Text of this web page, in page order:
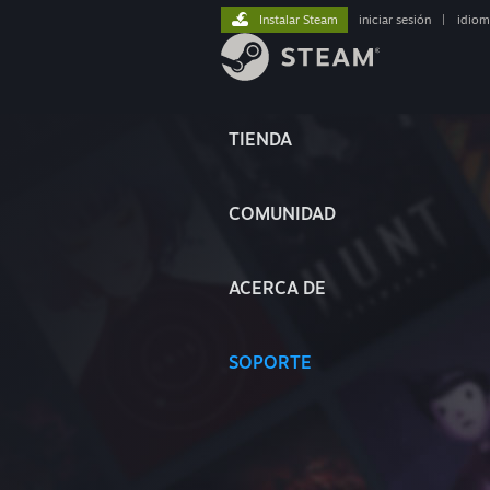
TIENDA
COMUNIDAD
ACERCA DE
SOPORTE
Instalar Steam iniciar sesión